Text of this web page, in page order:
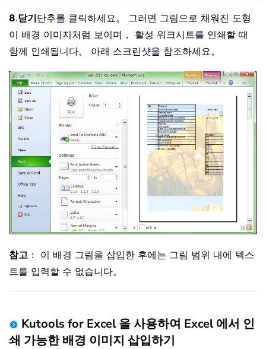
8.닫기단추를 클릭하세요。 그러면 그림으로 채워진 도형
이 배경 이미지처럼 보이며， 활성 워크시트를 인쇄할 때
함께 인쇄됩니다。 아래 스크린샷을 참조하세요。
참고 ： 이 배경 그림을 삽입한 후에는 그림 범위 내에 텍스
트를 입력할 수 없습니다。
Kutools for Excel 을 사용하여 Excel 에서 인
쇄 가능한 배경 이미지 삽입하기